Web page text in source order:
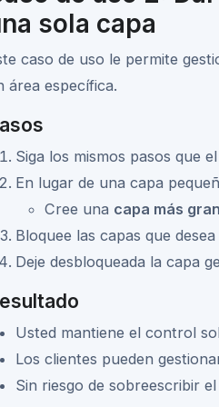
sola capa
caso de uso le permite
área específica.
Siga los mismos pasos que el
En lugar de una capa
Cree una capa más
Bloquee las capas que
Deje desbloqueada la capa
Usted mantiene el control
Los clientes pueden
Sin riesgo de sobreescribir